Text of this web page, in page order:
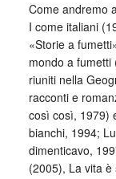
Come andremo
I come italiani
«Storie a
mondo a fumetti
riuniti nella
racconti e
così così, 1979)
bianchi, 1994;
dimenticavo,
(2005), La vita